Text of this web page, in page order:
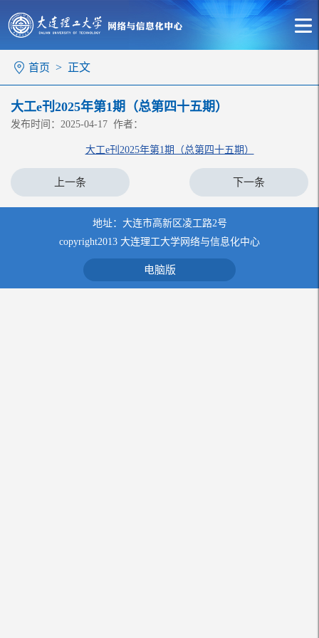
首页 > 正文
大工e刊2025年第1期（总第四十五期）
发布时间：2025-04-17 作者：
大工e刊2025年第1期（总第四十五期）
上一条 下一条
地址：大连市高新区凌工路2号
copyright2013 大连理工大学网络与信息化中心
电脑版